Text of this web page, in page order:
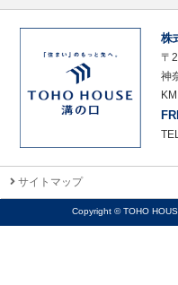
株
〒
神
サイトマップ
Copyright © TOHO